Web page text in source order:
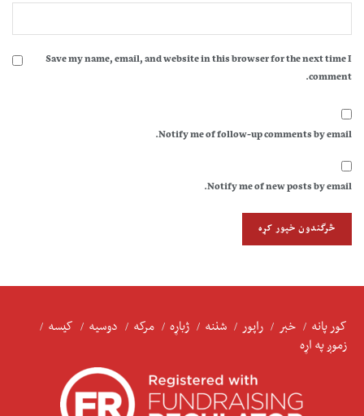
Save my name, email, and website in this browser for the next time I
comment.
Notify me of follow-up comments by email.
Notify me of new posts by email.
کور پانه خبر راپور شننه ژباړه مرکه دوسیه
کیسه
زموږ په اړه